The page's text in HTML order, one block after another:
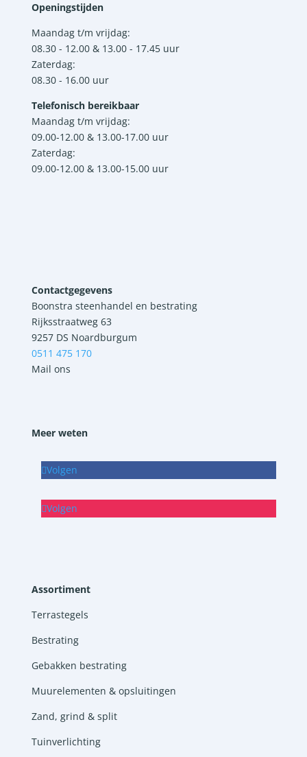
Openingstijden
Maandag t/m vrijdag:
08.30 - 12.00 & 13.00 - 17.45 uur
Zaterdag:
08.30 - 16.00 uur
Telefonisch bereikbaar
Maandag t/m vrijdag:
09.00-12.00 & 13.00-17.00 uur
Zaterdag:
09.00-12.00 & 13.00-15.00 uur
Contactgegevens
Boonstra steenhandel en bestrating
Rijksstraatweg 63
9257 DS Noardburgum
0511 475 170
Mail ons
Meer weten
Volgen
Volgen
Assortiment
Terrastegels
Bestrating
Gebakken bestrating
Muurelementen & opsluitingen
Zand, grind & split
Tuinverlichting